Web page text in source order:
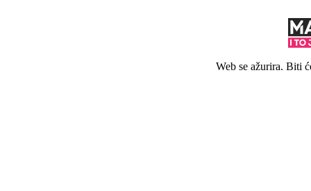
Web se ažurira. Biti